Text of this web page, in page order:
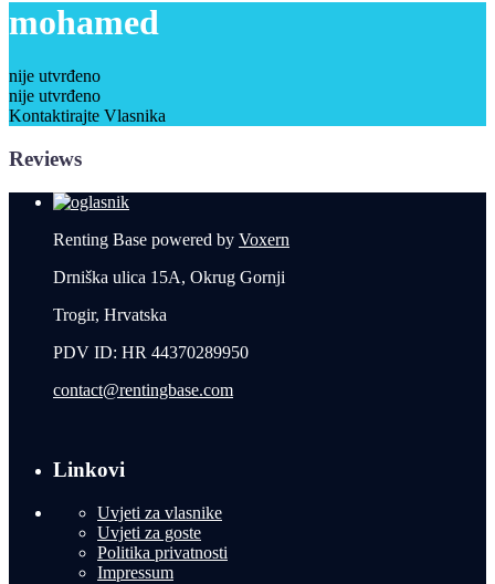
mohamed
nije utvrđeno
nije utvrđeno
Kontaktirajte Vlasnika
Reviews
Renting Base powered by Voxern
Drniška ulica 15A, Okrug Gornji
Trogir, Hrvatska
PDV ID: HR 44370289950
contact@rentingbase.com
Linkovi
Uvjeti za vlasnike
Uvjeti za goste
Politika privatnosti
Impressum